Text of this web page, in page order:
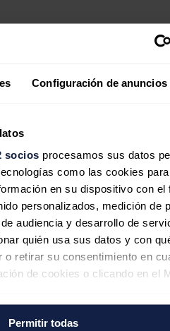
Configuración de anuncios
socios procesamos sus datos
como las cookies para
en su dispositivo con el
personalizados, medición de
audiencia y desarrollo de
quién usa sus datos y con
o retirar su consentimiento en
de cookies o clicando en el
Permitir todas
un acuerdo con Irán